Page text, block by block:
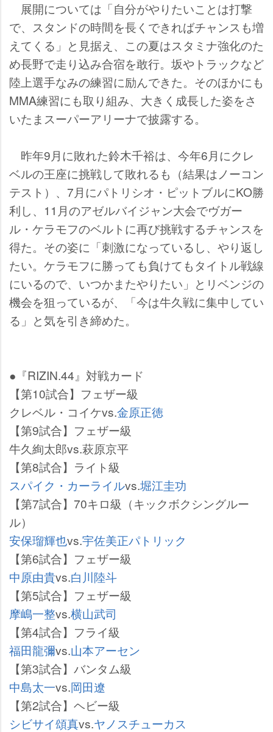
展開については「自分がやりたいことは打撃
で、スタンドの時間を長くできればチャンスも増
えてくる」と見据え、この夏はスタミナ強化のた
め長野で走り込み合宿を敢行。坂やトラックなど
陸上選手なみの練習に励んできた。そのほかにも
MMA練習にも取り組み、大きく成長した姿をさ
いたまスーパーアリーナで披露する。
昨年9月に敗れた鈴木千裕は、今年6月にクレ
ベルの王座に挑戦して敗れるも（結果はノーコン
テスト）、7月にパトリシオ・ピットブルにKO勝
利し、11月のアゼルバイジャン大会でヴガー
ル・ケラモフのベルトに再び挑戦するチャンスを
得た。その姿に「刺激になっているし、やり返し
たい。ケラモフに勝っても負けてもタイトル戦線
にいるので、いつかまたやりたい」とリベンジの
機会を狙っているが、「今は牛久戦に集中してい
る」と気を引き締めた。
●『RIZIN.44』対戦カード
【第10試合】フェザー級
クレベル・コイケvs.金原正徳
【第9試合】フェザー級
牛久絢太郎vs.萩原京平
【第8試合】ライト級
スパイク・カーライルvs.堀江圭功
【第7試合】70キロ級（キックボクシングルー
ル）
安保瑠輝也vs.宇佐美正パトリック
【第6試合】フェザー級
中原由貴vs.白川陸斗
【第5試合】フェザー級
摩嶋一整vs.横山武司
【第4試合】フライ級
福田龍彌vs.山本アーセン
【第3試合】バンタム級
中島太一vs.岡田遼
【第2試合】ヘビー級
シビサイ頌真vs.ヤノスチューカス